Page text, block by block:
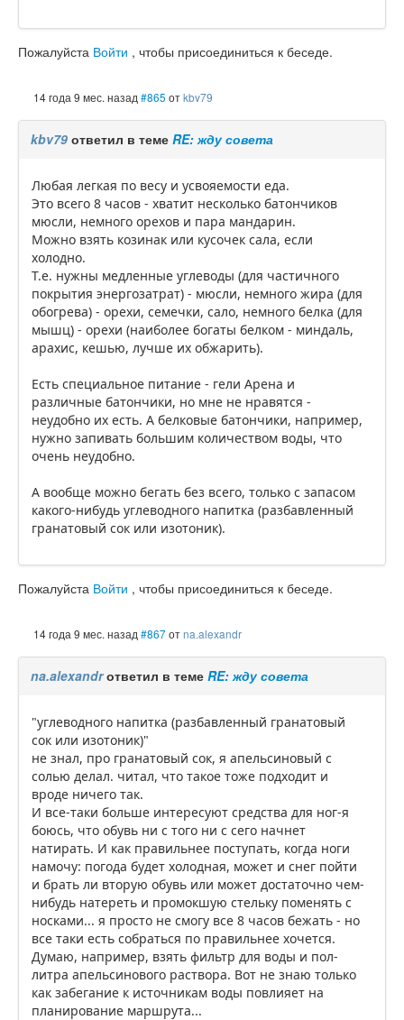
Пожалуйста Войти , чтобы присоединиться к беседе.
14 года 9 мес. назад #865 отkbv79
kbv79 ответил в теме RE: жду совета
Любая легкая по весу и усвояемости еда.
Это всего 8 часов - хватит несколько батончиков
мюсли, немного орехов и пара мандарин.
Можно взять козинак или кусочек сала, если
холодно.
Т.е. нужны медленные углеводы (для частичного
покрытия энергозатрат) - мюсли, немного жира (для
обогрева) - орехи, семечки, сало, немного белка (для
мышц) - орехи (наиболее богаты белком - миндаль,
арахис, кешью, лучше их обжарить).
Есть специальное питание - гели Арена и
различные батончики, но мне не нравятся -
неудобно их есть. А белковые батончики, например,
нужно запивать большим количеством воды, что
очень неудобно.
А вообще можно бегать без всего, только с запасом
какого-нибудь углеводного напитка (разбавленный
гранатовый сок или изотоник).
Пожалуйста Войти , чтобы присоединиться к беседе.
14 года 9 мес. назад #867отna.alexandr
na.alexandrответил в теме RE: жду совета
"углеводного напитка (разбавленный гранатовый
сок или изотоник)"
не знал, про гранатовый сок, я апельсиновый с
солью делал. читал, что такое тоже подходит и
вроде ничего так.
И все-таки больше интересуют средства для ног-я
боюсь, что обувь ни с того ни с сего начнет
натирать. И как правильнее поступать, когда ноги
намочу: погода будет холодная, может и снег пойти
и брать ли вторую обувь или может достаточно чем-
нибудь натереть и промокшую стельку поменять с
носками... я просто не смогу все 8 часов бежать - но
все таки есть собраться по правильнее хочется.
Думаю, например, взять фильтр для воды и пол-
литра апельсинового раствора. Вот не знаю только
как забегание к источникам воды повлияет на
планирование маршрута...